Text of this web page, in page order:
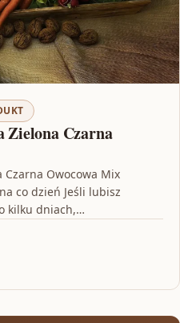
Czarna
Czarna Owocowa Mix
co dzień Jeśli lubisz
kilku dniach,…